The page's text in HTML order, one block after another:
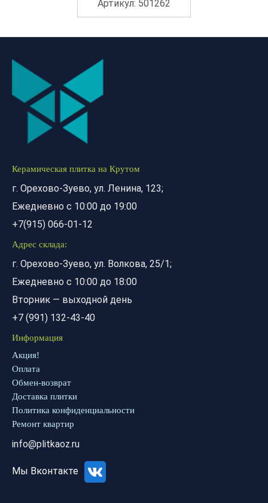
Артикул: 501262
Керамическая плитка на Крутом
г. Орехово-Зуево, ул. Ленина, 123;
Ежедневно с 10:00 до 19:00
+7(915) 066-01-12
Адрес склада:
г. Орехово-Зуево, ул. Волкова, 25/1;
Ежедневно с 10:00 до 18:00
Вторник — выходной день
+7 (991) 132-43-40
Информация
Акция!
Оплата
Обмен-возврат
Доставка плитки
Политика конфиденциальности
Ремонт квартир
info@plitkaoz.ru
Мы Вконтакте